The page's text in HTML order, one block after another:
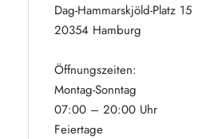
Dag-Hammarskjöld-Platz 15
20354 Hamburg
Öffnungszeiten:
Montag-Sonntag
07:00 – 20:00 Uhr
Feiertage